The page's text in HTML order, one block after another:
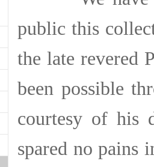
public this
the late revered
been possible
courtesy of his
spared no pains